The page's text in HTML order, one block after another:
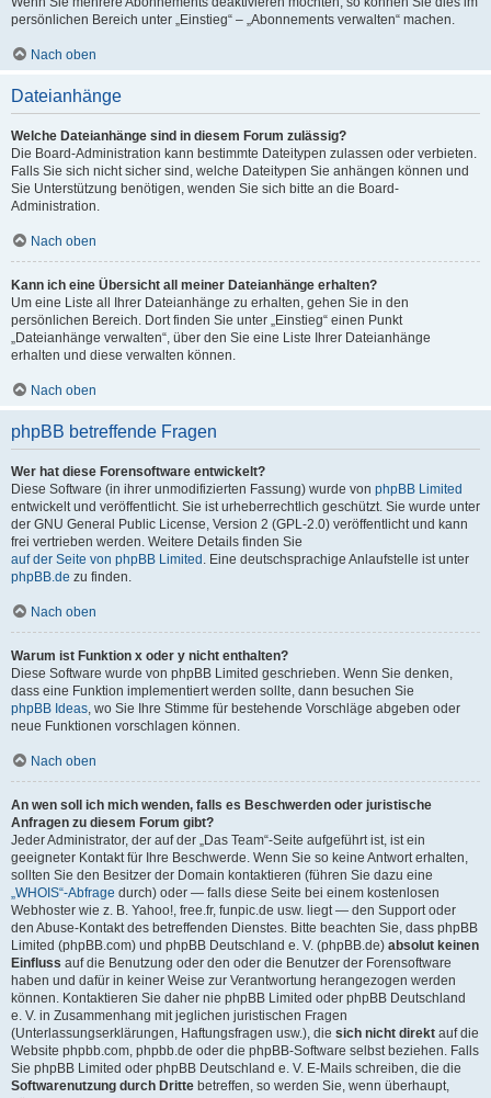
persönlichen Bereich unter „Einstieg“ – „Abonnements verwalten“ machen.
Nach oben
Dateianhänge
Welche Dateianhänge sind in diesem Forum zulässig?
Die Board-Administration kann bestimmte Dateitypen zulassen oder verbieten.
Falls Sie sich nicht sicher sind, welche Dateitypen Sie anhängen können und
Sie Unterstützung benötigen, wenden Sie sich bitte an die Board-
Administration.
Nach oben
Kann ich eine Übersicht all meiner Dateianhänge erhalten?
Um eine Liste all Ihrer Dateianhänge zu erhalten, gehen Sie in den
persönlichen Bereich. Dort finden Sie unter „Einstieg“ einen Punkt
„Dateianhänge verwalten“, über den Sie eine Liste Ihrer Dateianhänge
erhalten und diese verwalten können.
Nach oben
phpBB betreffende Fragen
Wer hat diese Forensoftware entwickelt?
Diese Software (in ihrer unmodifizierten Fassung) wurde von phpBB Limited
entwickelt und veröffentlicht. Sie ist urheberrechtlich geschützt. Sie wurde unter
der GNU General Public License, Version 2 (GPL-2.0) veröffentlicht und kann
frei vertrieben werden. Weitere Details finden Sie
auf der Seite von phpBB Limited . Eine deutschsprachige Anlaufstelle ist unter
phpBB.de zu finden.
Nach oben
Warum ist Funktion x oder y nicht enthalten?
Diese Software wurde von phpBB Limited geschrieben. Wenn Sie denken,
dass eine Funktion implementiert werden sollte, dann besuchen Sie
phpBB Ideas, wo Sie Ihre Stimme für bestehende Vorschläge abgeben oder
neue Funktionen vorschlagen können.
Nach oben
An wen soll ich mich wenden, falls es Beschwerden oder juristische
Anfragen zu diesem Forum gibt?
Jeder Administrator, der auf der „Das Team“-Seite aufgeführt ist, ist ein
geeigneter Kontakt für Ihre Beschwerde. Wenn Sie so keine Antwort erhalten,
sollten Sie den Besitzer der Domain kontaktieren (führen Sie dazu eine
„WHOIS“-Abfrage durch) oder — falls diese Seite bei einem kostenlosen
Webhoster wie z. B. Yahoo!, free.fr, funpic.de usw. liegt — den Support oder
den Abuse-Kontakt des betreffenden Dienstes. Bitte beachten Sie, dass phpBB
Limited (phpBB.com) und phpBB Deutschland e. V. (phpBB.de) absolut keinen
Einfluss auf die Benutzung oder den oder die Benutzer der Forensoftware
haben und dafür in keiner Weise zur Verantwortung herangezogen werden
können. Kontaktieren Sie daher nie phpBB Limited oder phpBB Deutschland
e. V. in Zusammenhang mit jeglichen juristischen Fragen
(Unterlassungserklärungen, Haftungsfragen usw.), die sich nicht direkt auf die
Website phpbb.com, phpbb.de oder die phpBB-Software selbst beziehen. Falls
Sie phpBB Limited oder phpBB Deutschland e. V. E-Mails schreiben, die die
Softwarenutzung durch Dritte betreffen, so werden Sie, wenn überhaupt,